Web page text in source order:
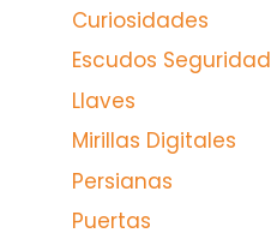
Curiosidades
Escudos Seguridad
Llaves
Mirillas Digitales
Persianas
Puertas